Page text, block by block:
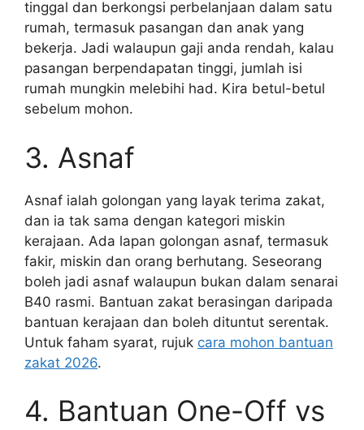
tinggal dan berkongsi perbelanjaan dalam satu
rumah, termasuk pasangan dan anak yang
bekerja. Jadi walaupun gaji anda rendah, kalau
pasangan berpendapatan tinggi, jumlah isi
rumah mungkin melebihi had. Kira betul-betul
sebelum mohon.
3. Asnaf
Asnaf ialah golongan yang layak terima zakat,
dan ia tak sama dengan kategori miskin
kerajaan. Ada lapan golongan asnaf, termasuk
fakir, miskin dan orang berhutang. Seseorang
boleh jadi asnaf walaupun bukan dalam senarai
B40 rasmi. Bantuan zakat berasingan daripada
bantuan kerajaan dan boleh dituntut serentak.
Untuk faham syarat, rujuk cara mohon bantuan
zakat 2026.
4. Bantuan One-Off vs